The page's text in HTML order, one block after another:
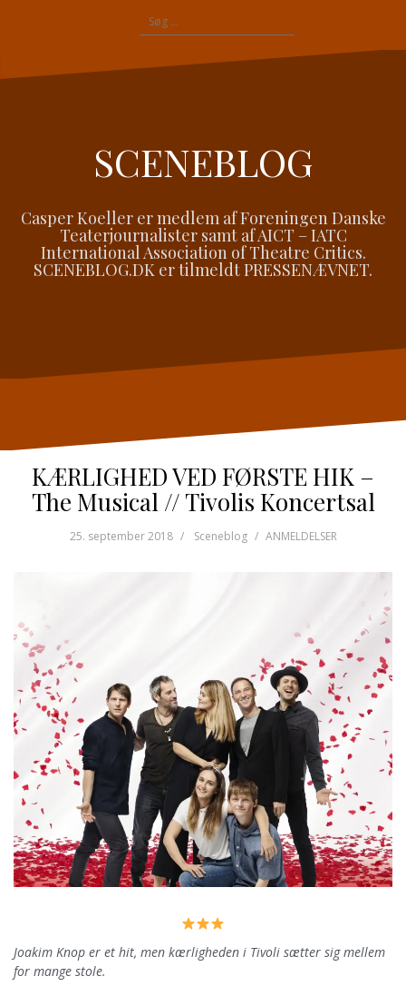
Søg
efter:
SCENEBLOG
Casper Koeller er medlem af Foreningen Danske
Teaterjournalister samt af AICT – IATC
International Association of Theatre Critics.
SCENEBLOG.DK er tilmeldt PRESSENÆVNET.
KÆRLIGHED VED FØRSTE HIK –
The Musical // Tivolis Koncertsal
25. september 2018 Sceneblog ANMELDELSER
Joakim Knop er et hit, men kærligheden i Tivoli sætter sig mellem
for mange stole.